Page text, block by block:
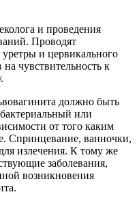
и проведения
Проводят
и цервикального
чувствительность к
должно быть
или
от того каким
Спринцевание, ванночки,
излечения. К тому же
заболевания,
возникновения